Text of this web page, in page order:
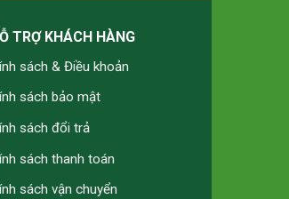
TRỢ KHÁCH HÀNG
sách & Điều khoản
sách bảo mật
sách đổi trả
sách thanh toán
sách vận chuyển